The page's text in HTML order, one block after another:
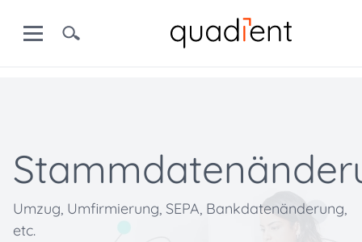
Umzug, Umfirmierung, SEPA, Bankdatenänderung,
etc.